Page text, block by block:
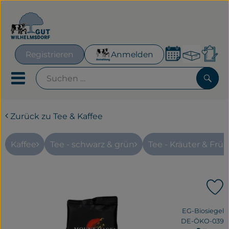
Registrieren Anmelden
Mobiles Menu öffnen
Geplante Kisten
Frisches für´s Büro
Zurück zu Tee & Kaffee
Kaffee Tee - schwarz & grün Tee - Kräuter &
, Verband:
EG-Biosiegel
, Kontrollstelle:
DE-ÖKO-039